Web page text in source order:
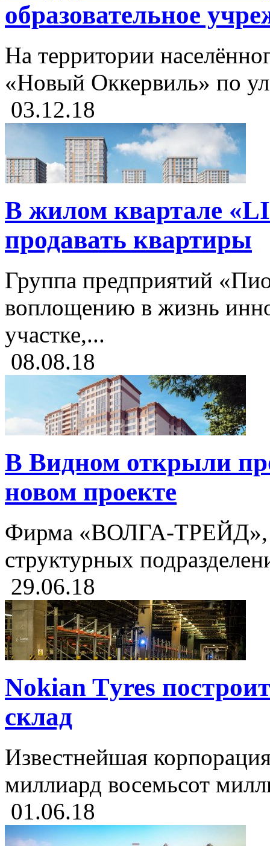
образовательное
На территории
«Новый Оккервиль» по
03.12.18
В жилом квартале
продавать квартиры
Группа предприятий
воплощению в жизнь
участке,...
08.08.18
В Видном открыли
новом проекте
Фирма «ВОЛГА-ТРЕЙД»,
структурных
29.06.18
Nokian Tуres
склад
Известнейшая
миллиард восемьсот
01.06.18